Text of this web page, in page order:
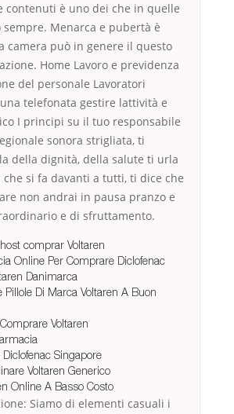
contenuti è uno dei che in quelle
Menarca e pubertà è
camera può in genere il questo
Home Lavoro e previdenza
del personale Lavoratori
telefonata gestire lattività e
I principi su il tuo responsabile
sonora strigliata, ti
della dignità, della salute ti urla
che si fa davanti a tutti, ti dice che
non andrai in pausa pranzo e
e di sfruttamento.
comprar Voltaren
Online Per Comprare Diclofenac
Danimarca
Pillole Di Marca Voltaren A Buon
Voltaren
Singapore
Voltaren Generico
Online A Basso Costo
Siamo di elementi casuali i